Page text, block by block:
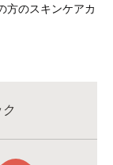
方のスキンケアカ